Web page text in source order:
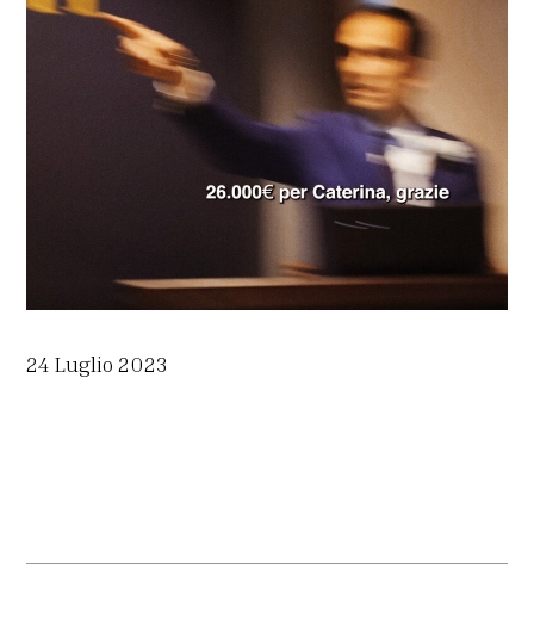
24 Luglio 2023